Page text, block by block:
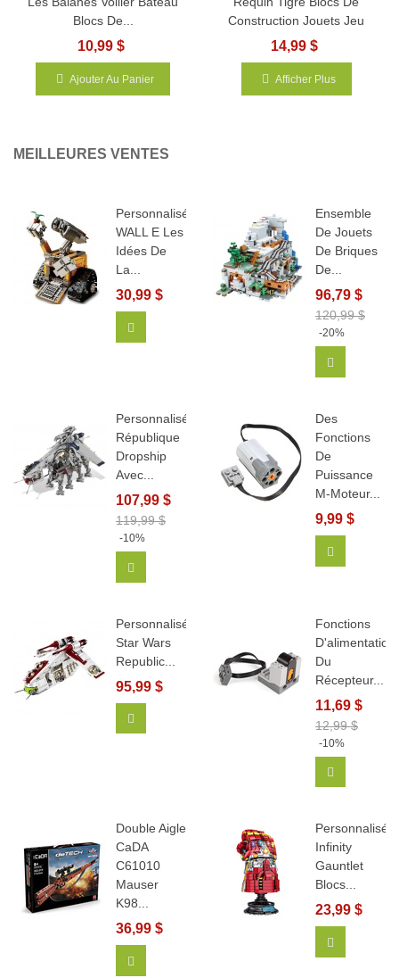
Blocs De...
10,99 $
Ajouter Au Panier
Construction Jouets Jeu
14,99 $
Afficher Plus
MEILLEURES VENTES
Personnalisé
WALL E Les
Idées De
La...
30,99 $
Ensemble
De Jouets
De Briques
De...
96,79 $
120,99 $
-20%
Personnalisé
République
Dropship
Avec...
107,99 $
119,99 $
-10%
Des
Fonctions
De
Puissance
M-Moteur...
9,99 $
Personnalisé
Star Wars
Republic...
95,99 $
Fonctions
D'alimentation
Du
Récepteur...
11,69 $
12,99 $
-10%
Double Aigle
CaDA
C61010
Mauser
K98...
36,99 $
Personnalisé
Infinity
Gauntlet
Blocs...
23,99 $